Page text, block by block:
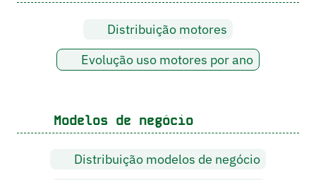
Distribuição motores
Evolução uso motores por ano
Modelos de negócio
Distribuição modelos de negócio